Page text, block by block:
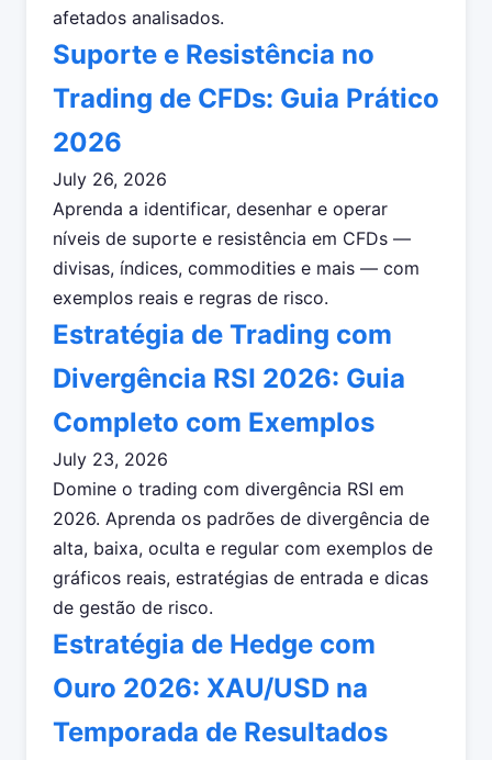
afetados analisados.
Suporte e Resistência no
Trading de CFDs: Guia Prático
2026
July 26, 2026
Aprenda a identificar, desenhar e operar
níveis de suporte e resistência em CFDs —
divisas, índices, commodities e mais — com
exemplos reais e regras de risco.
Estratégia de Trading com
Divergência RSI 2026: Guia
Completo com Exemplos
July 23, 2026
Domine o trading com divergência RSI em
2026. Aprenda os padrões de divergência de
alta, baixa, oculta e regular com exemplos de
gráficos reais, estratégias de entrada e dicas
de gestão de risco.
Estratégia de Hedge com
Ouro 2026: XAU/USD na
Temporada de Resultados